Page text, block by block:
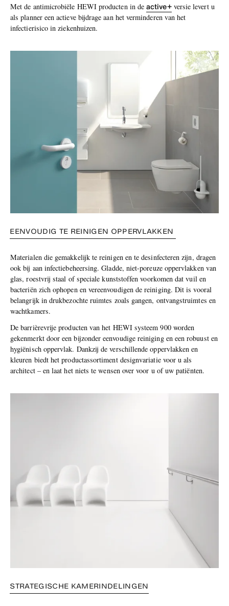
Met de antimicrobiële HEWI producten in deactive+versie levert u
als planner een actieve bijdrage aan het verminderen van het
infectierisico in ziekenhuizen.
EENVOUDIG TE REINIGEN OPPERVLAKKEN
Materialen die gemakkelijk te reinigen en te desinfecteren zijn, dragen
ook bij aan infectiebeheersing. Gladde, niet-poreuze oppervlakken van
glas, roestvrij staal of speciale kunststoffen voorkomen dat vuil en
bacteriën zich ophopen en vereenvoudigen de reiniging. Dit is vooral
belangrijk in drukbezochte ruimtes zoals gangen, ontvangstruimtes en
wachtkamers.
De barrièrevrije producten van het HEWI systeem 900 worden
gekenmerkt door een bijzonder eenvoudige reiniging en een robuust en
hygiënisch oppervlak. Dankzij de verschillende oppervlakken en
kleuren biedt het productassortiment designvariatie voor u als
architect – en laat het niets te wensen over voor u of uw patiënten.
STRATEGISCHE KAMERINDELINGEN